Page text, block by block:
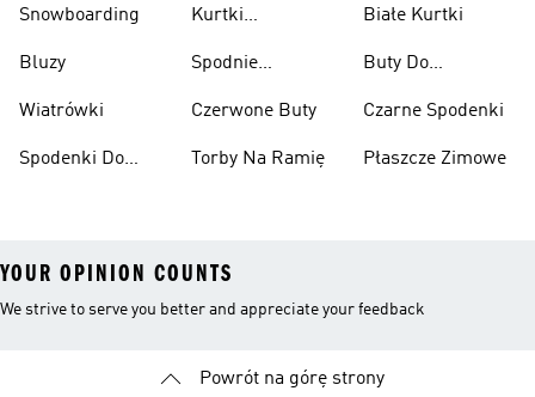
Snowboarding
Bluzy
Wiatrówki
Spodenki Do
Kurtki
Spodnie
Czerwone Buty
Torby Na Ramię
Ciężarów
Białe Kurtki
Buty Do
Czarne Spodenki
Płaszcze Zimowe
YOUR OPINION COUNTS
We strive to serve you better and appreciate your feedback
Powrót na górę strony